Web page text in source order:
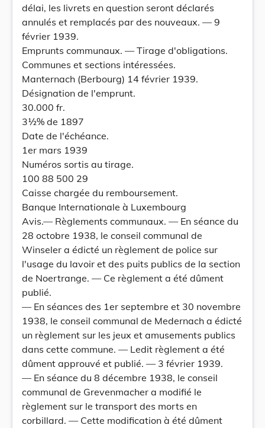
délai, les livrets en question seront déclarés
annulés et remplacés par des nouveaux. — 9
février 1939.
Emprunts communaux. — Tirage d'obligations.
Communes et sections intéressées.
Manternach (Berbourg) 14 février 1939.
Désignation de l'emprunt.
30.000 fr.
3½% de 1897
Date de l'échéance.
1er mars 1939
Numéros sortis au tirage.
100 88 500 29
Caisse chargée du remboursement.
Banque Internationale à Luxembourg
Avis.— Règlements communaux. — En séance du
28 octobre 1938, le conseil communal de
Winseler a édicté un règlement de police sur
l'usage du lavoir et des puits publics de la section
de Noertrange. — Ce règlement a été dûment
publié.
— En séances des 1er septembre et 30 novembre
1938, le conseil communal de Medernach a édicté
un règlement sur les jeux et amusements publics
dans cette commune. — Ledit règlement a été
dûment approuvé et publié. — 3 février 1939.
— En séance du 8 décembre 1938, le conseil
communal de Grevenmacher a modifié le
règlement sur le transport des morts en
corbillard. — Cette modification à été dûment